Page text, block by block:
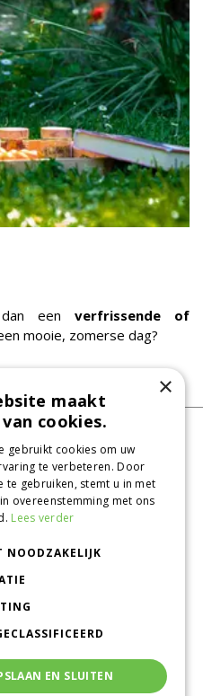
dan eenverfrissende of
mooie, zomerse dag?
×
maakt
cookies.
gebruikt cookies om uw
te verbeteren. Door
te gebruiken, stemt u in met
overeenstemming met ons
Lees verder
NOODZAKELIJK
EN SLUITEN